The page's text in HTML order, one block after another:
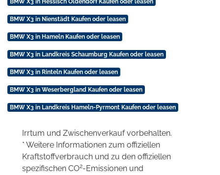
BMW X3 in Hessisch Oldendorf Kaufen oder leasen
BMW X3 in Nienstädt Kaufen oder leasen
BMW X3 in Hameln Kaufen oder leasen
BMW X3 in Landkreis Schaumburg Kaufen oder leasen
BMW X3 in Rinteln Kaufen oder leasen
BMW X3 in Weserbergland Kaufen oder leasen
BMW X3 in Landkreis Hameln-Pyrmont Kaufen oder leasen
Irrtum und Zwischenverkauf vorbehalten.
* Weitere Informationen zum offiziellen
Kraftstoffverbrauch und zu den offiziellen
spezifischen CO2-Emissionen und